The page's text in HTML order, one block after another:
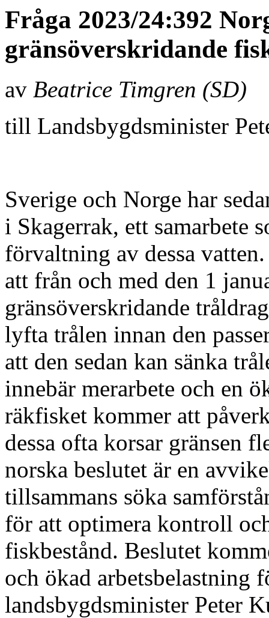
Fråga 2023/24:392
gränsöverskridande
av Beatrice Timgren (SD)
till Landsbygdsminister
Sverige och Norge har
i Skagerrak, ett samarbete
förvaltning av dessa
att från och med den 1
gränsöverskridande
lyfta trålen innan den
att den sedan kan sänka
innebär merarbete och en
räkfisket kommer att
dessa ofta korsar gränsen
norska beslutet är en
tillsammans söka
för att optimera kontroll
fiskbestånd. Beslutet
och ökad arbetsbelastning
landsbygdsminister Peter